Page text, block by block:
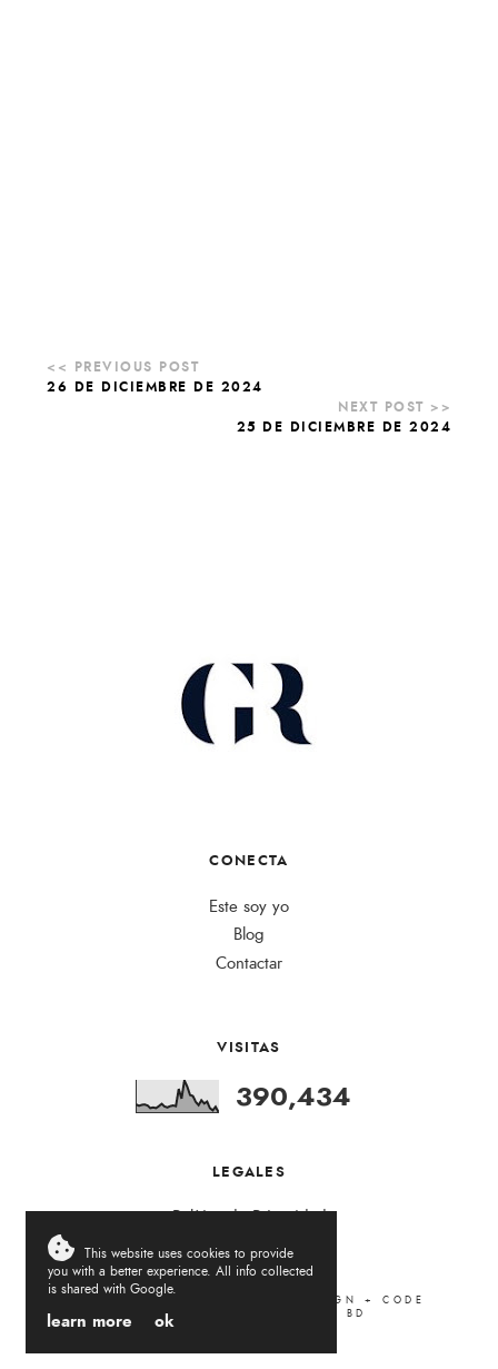
26 DE DICIEMBRE DE 2024
25 DE DICIEMBRE DE 2024
CONECTA
Este soy yo
Blog
Contactar
VISITAS
390,434
LEGALES
Política de Privacidad
LA VIDA DEL REVÉS
DESIGN + CODE
LOVELOGIC
BD
This website uses cookies to provide
you with a better experience. All info collected
is shared with Google.
learn more ok